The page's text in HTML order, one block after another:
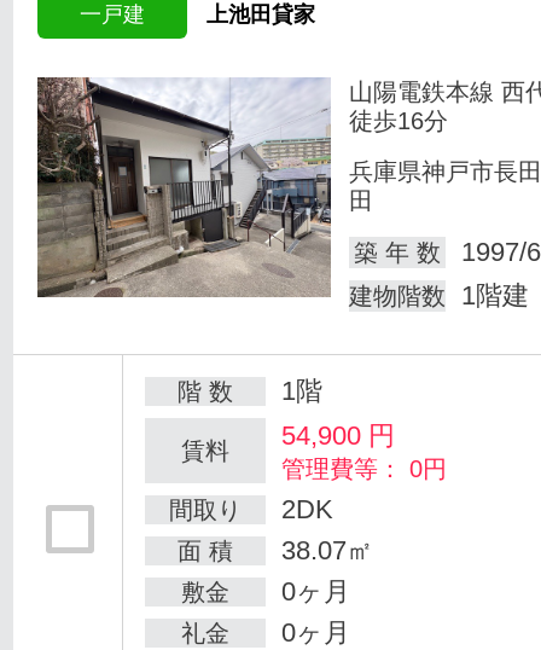
一戸建 上池田貸家
山陽電鉄本線 西
徒歩16分
兵庫県神戸市長
田
築 年 数
1997/
建物階数 1階建
階 数 1階
賃料 54,900 円
管理費等： 0円
間取り
2DK
面 積 38.07㎡
敷金 0ヶ月
礼金 0ヶ月